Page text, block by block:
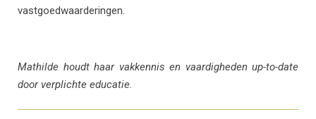
vastgoedwaarderingen.
Mathilde houdt haar vakkennis en vaardigheden up-to-date
door verplichte educatie.